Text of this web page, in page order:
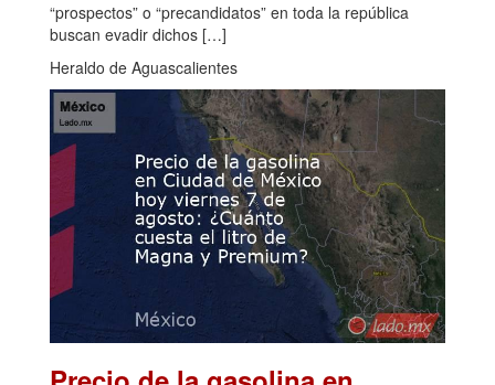
“prospectos” o “precandidatos” en toda la república
buscan evadir dichos […]
Heraldo de Aguascalientes